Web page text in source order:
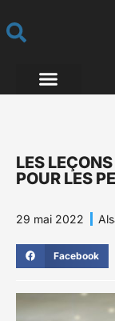
LES
POUR LES
29 mai 2022
Facebook